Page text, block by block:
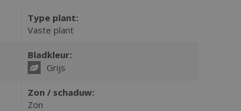
Type plant:
Vaste plant
Bladkleur:
Grijs
Zon / schaduw:
Zon